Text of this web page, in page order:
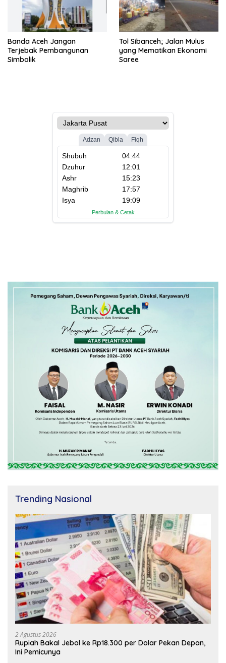
Banda Aceh Jangan
Terjebak Pembangunan
Simbolik
Tol Sibanceh; Jalan Mulus
yang Mematikan Ekonomi
Saree
Trending Nasional
2 Agustus 2026
Rupiah Bakal Jebol ke Rp18.300 per Dolar Pekan Depan,
Ini Pemicunya